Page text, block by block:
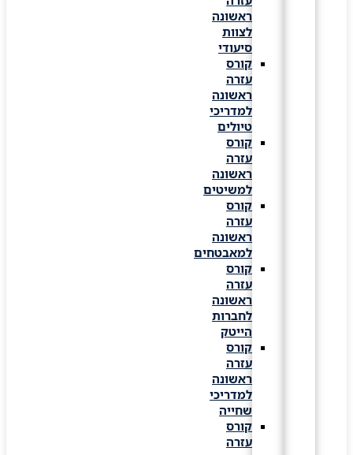
ראשונה
לצוות
סיעודי
קורס
עזרה
ראשונה
למדריכי
טיולים
קורס
עזרה
ראשונה
למשיטים
קורס
עזרה
ראשונה
למאבטחים
קורס
עזרה
ראשונה
לחברות
הייטק
קורס
עזרה
ראשונה
למדריכי
שחייה
קורס
עזרה